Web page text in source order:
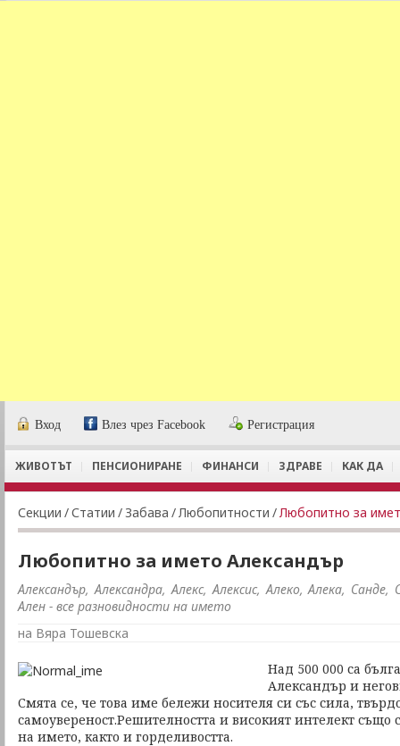
Вход Влез чрез Facebook Регистрация
ЖИВОТЪТ ПЕНСИОНИРАНЕ ФИНАНСИ ЗДРАВЕ КАК ДА
Секции /Статии / Забава /Любопитности /Любопитно за
Любопитно за името Александър
Александър, Александра, Алекс, Алексис, Алеко, Алека, Санде,
Ален - все разновидности на името
на Вяра Тошевска
Над 500 000 са
Александър и
Смята се, че това име бележи носителя си със сила,
самоувереност.Решителността и високият интелект също
на името, както и горделивостта.